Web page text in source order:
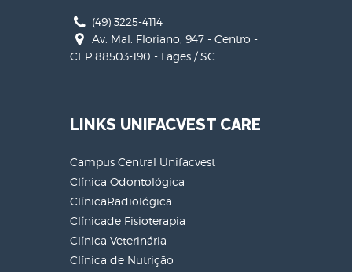
(49) 3225-4114
Av. Mal. Floriano, 947 - Centro -
CEP 88503-190 - Lages / SC
LINKS UNIFACVEST CARE
Campus Central Unifacvest
Clínica Odontológica
ClínicaRadiológica
Clínicade Fisioterapia
Clínica Veterinária
Clínica de Nutrição